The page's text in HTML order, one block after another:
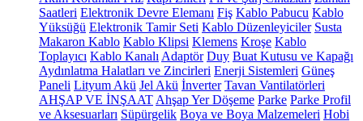
Saatleri Elektronik Devre Elemanı Fiş Kablo Pabucu Kablo
Yüksüğü Elektronik Tamir Seti Kablo Düzenleyiciler Susta
Makaron Kablo Kablo Klipsi Klemens Kroşe Kablo
Toplayıcı Kablo Kanalı Adaptör Duy Buat Kutusu ve Kapağı
Aydınlatma Halatları ve Zincirleri Enerji Sistemleri Güneş
Paneli Lityum Akü Jel Akü İnverter Tavan Vantilatörleri
AHŞAP VE İNŞAAT Ahşap Yer Döşeme Parke Parke Profil
ve Aksesuarları Süpürgelik Boya ve Boya Malzemeleri Hobi